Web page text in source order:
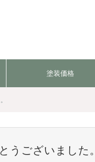
塗装価格
うございました。